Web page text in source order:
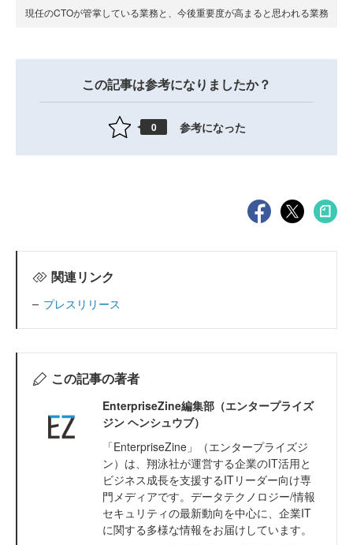
現任のCTOが管掌している業務と、今後重要度が高まると思われる業務
この記事は参考になりましたか？
0 参考になった
関連リンク
プレスリリース
この記事の著者
EnterpriseZine編集部（エンタープライズ
ジン ヘンシュウブ）
「EnterpriseZine」（エンタープライズジ
ン）は、翔泳社が運営する企業のIT活用と
ビジネス成長を支援するITリーダー向け専
門メディアです。データテクノロジー/情報
セキュリティの最新動向を中心に、企業IT
に関する多様な情報をお届けしています。